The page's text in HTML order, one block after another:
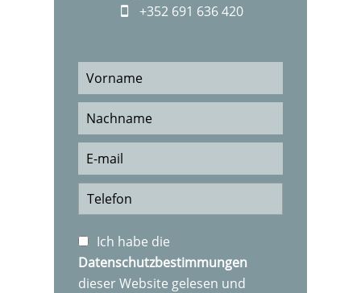
+352 691 636 420
Ich habe die
Datenschutzbestimmungen
dieser Website gelesen und